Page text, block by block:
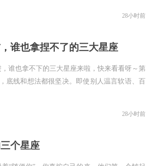
28小时前
谁也拿捏不了的三大星座
谁也拿不下的三大星座来啦，快来看看呀～第
底线和想法都很坚决。即使别人温言软语、百
28小时前
个星座